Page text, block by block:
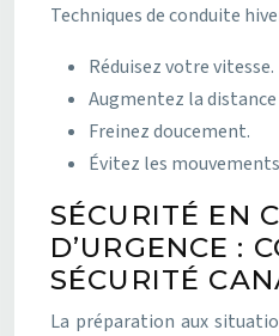
Techniques de conduite
Réduisez votre vitesse.
Augmentez la distance
Freinez doucement.
Évitez les
SÉCURITÉ EN
D’URGENCE :
SÉCURITÉ
La préparation aux